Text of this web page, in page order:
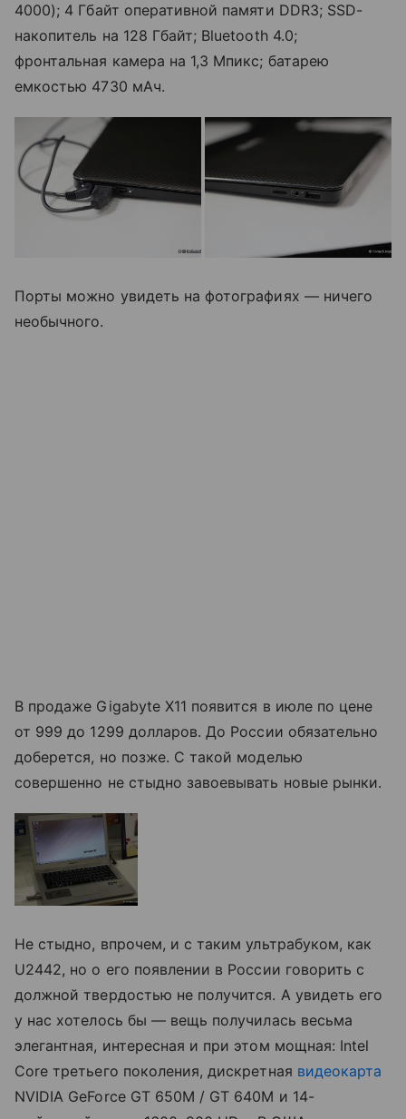
4000); 4 Гбайт оперативной памяти DDR3; SSD-
накопитель на 128 Гбайт; Bluetooth 4.0;
фронтальная камера на 1,3 Мпикс; батарею
емкостью 4730 мАч.
Порты можно увидеть на фотографиях — ничего
необычного.
В продаже Gigabyte X11 появится в июле по цене
от 999 до 1299 долларов. До России обязательно
доберется, но позже. С такой моделью
совершенно не стыдно завоевывать новые рынки.
Не стыдно, впрочем, и с таким ультрабуком, как
U2442, но о его появлении в России говорить с
должной твердостью не получится. А увидеть его
у нас хотелось бы — вещь получилась весьма
элегантная, интересная и при этом мощная: Intel
Core третьего поколения, дискретная видеокарта
NVIDIA GeForce GT 650M / GT 640M и 14-